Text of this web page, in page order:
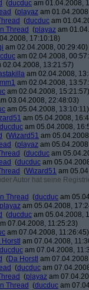
(ducduc am 01.04.2008,
(playaz am
(ducduc am
Thread (playaz am
17:10:18)
am 02.04.2008, 00:29:40)
am 02.04.2008,
02.04.2008, 13:21:57)
am 02.04.2008,
am 02.04.2008,
am 02.04.2008, 15:21:57)
03.04.2008, 22:48:03)
am 05.04.2008, 13:10:11)
am 05.04.2008,
ducduc am 05.04.2008,
(Wizard51 am
(playaz am
(ducduc am
(ducduc am
(Wizard51 am
Autor hat seine
Thread (ducduc am
playaz am 05.04.2008,
(ducduc am 05.04.2008,
07.04.2008, 11:25:23)
am 07.04.2008, 11:26:45)
Horstl am 07.04.2008,
ducduc am 07.04.2008,
(Da Horstl am
(ducduc am
(playaz am
Thread (ducduc am